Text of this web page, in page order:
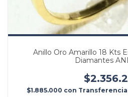
Anillo Oro Amarillo 18 Kts
Diamantes
$1.885.000 con